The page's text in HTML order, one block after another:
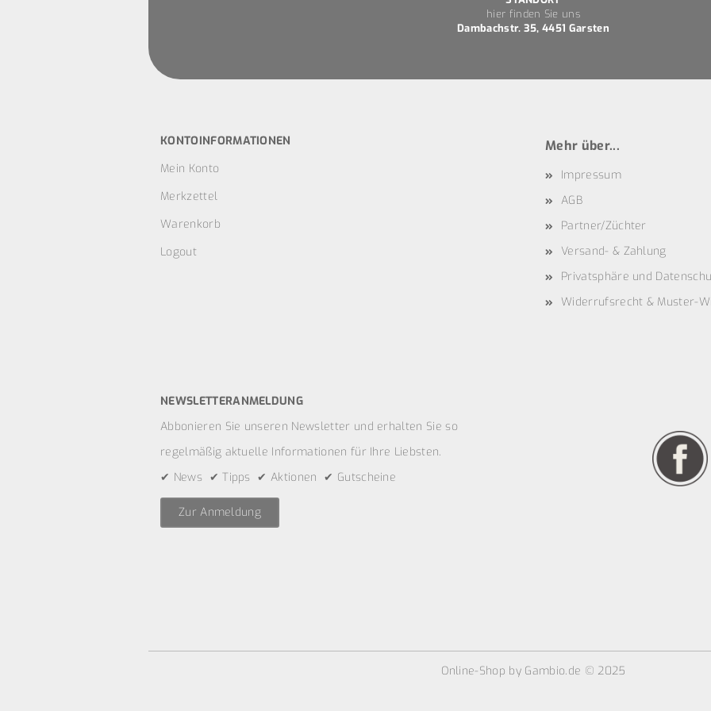
hier finden Sie uns
Dambachstr. 35, 4451 Garsten
KONTOINFORMATIONEN
Mein Konto
Merkzettel
Warenkorb
Logout
Mehr über...
Impressum
AGB
Partner/Züchter
Versand- & Zahlung
Privatsphäre und
Widerrufsrecht & Muster-
NEWSLETTERANMELDUNG
Abbonieren Sie unseren Newsletter und erhalten Sie so
regelmäßig aktuelle Informationen für Ihre Liebsten.
✔ News ✔ Tipps ✔ Aktionen ✔ Gutscheine
Zur Anmeldung
Online-Shop by Gambio.de © 2025